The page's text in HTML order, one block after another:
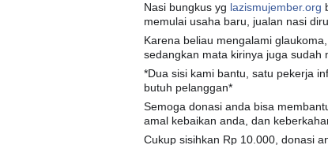
Nasi bungkus yg lazismujember.org
memulai usaha baru, jualan nasi
Karena beliau mengalami
sedangkan mata kirinya juga sudah
*Dua sisi kami bantu, satu pekerja
butuh pelanggan*
Semoga donasi anda bisa
amal kebaikan anda, dan
Cukup sisihkan Rp 10.000, donasi